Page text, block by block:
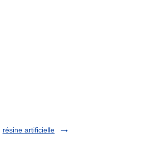
résine artificielle